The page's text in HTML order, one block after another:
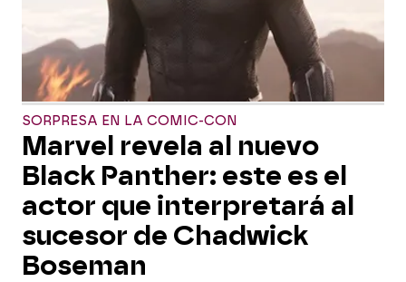
SORPRESA EN LA COMIC-CON
Marvel revela al nuevo
Black Panther: este es el
actor que interpretará al
sucesor de Chadwick
Boseman